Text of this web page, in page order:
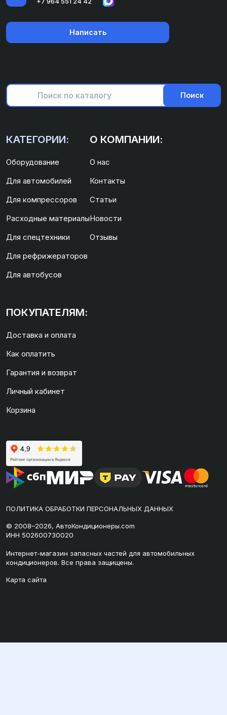
Написать
Поиск
КАТЕГОРИИ:
Оборудование
Для автомобилей
Для компрессоров
Расходные материалы
Для спецтехники
Для рефрижераторов
Для автобусов
О КОМПАНИИ:
О нас
Контакты
Статьи
Новости
Отзывы
ПОКУПАТЕЛЯМ:
Доставка и оплата
Как оплатить
Гарантия и возврат
Личный кабинет
Корзина
ПОЛИТИКА ОБРАБОТКИ ПЕРСОНАЛЬНЫХ ДАННЫХ
© 2008–2026, АвтоКондиционеры.com
ИНН 502600730020
Интернет-магазин запасных частей для автомобильных
кондиционеров. Все права защищены.
Карта сайта